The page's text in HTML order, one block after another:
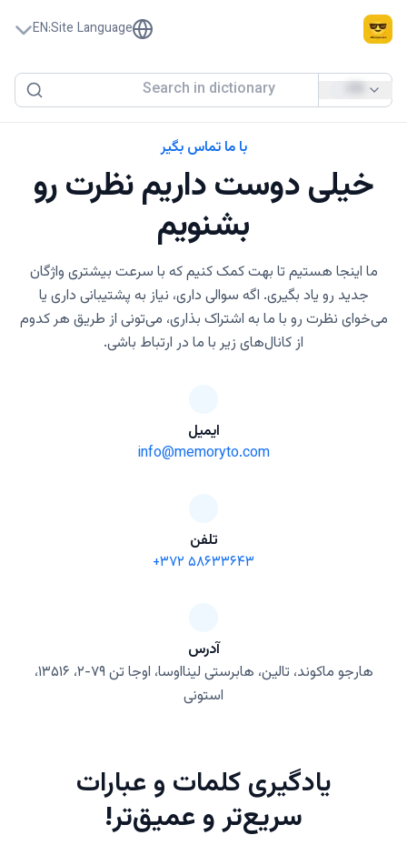
Site Language
:
EN
با ما تماس بگیر
خیلی دوست داریم نظرت رو
بشنویم
ما اینجا هستیم تا بهت کمک کنیم که با سرعت بیشتری واژگان
جدید رو یاد بگیری. اگه سوالی داری، نیاز به پشتیبانی داری یا
می‌خوای نظرت رو با ما به اشتراک بذاری، می‌تونی از طریق هر کدوم
از کانال‌های زیر با ما در ارتباط باشی.
ایمیل
info@memoryto.com
تلفن
+۳۷۲ ۵۸۶۳۳۶۴۳
آدرس
هارجو ماکوند، تالین، هابرستی لینااوسا، اوجا تن ۷۹-۲، ۱۳۵۱۶،
استونی
یادگیری کلمات و عبارات
سریع‌تر و عمیق‌تر!